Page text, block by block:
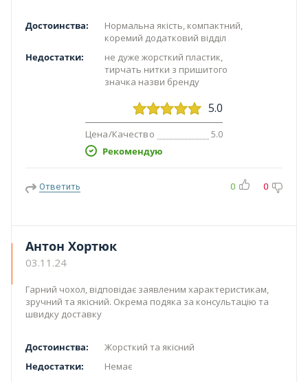
Достоинства:
Нормальна якість, компактний,
коремий додатковий відділ
Недостатки:
не дуже жорсткий пластик,
тирчать нитки з пришитого
значка назви бренду
5.0
Цена/Качество 5.0
Рекомендую
Ответить 0 0
Антон Хортюк
03.11.24
Гарний чохол, відповідає заявленим характеристикам,
зручний та якісний. Окрема подяка за консультацію та
швидку доставку
Достоинства:
Жорсткий та якісний
Недостатки:
Немає